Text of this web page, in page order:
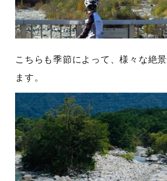
こちらも季節によって、様々な絶
ます。